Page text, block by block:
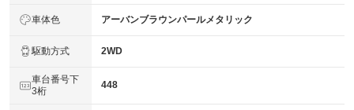
車体色 アーバンブラウンパールメタリック
駆動方式 2WD
車台番号下
3桁
448